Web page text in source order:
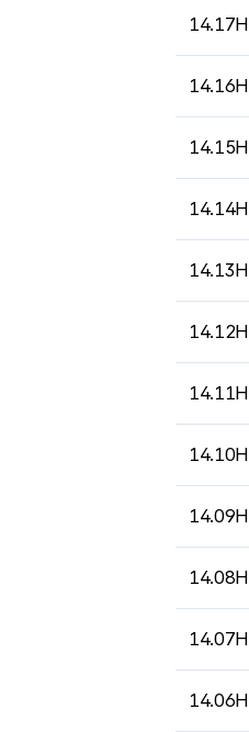
14.17H
14.16H
14.15H
14.14H
14.13H
14.12H
14.11H
14.10H
14.09H
14.08H
14.07H
14.06H